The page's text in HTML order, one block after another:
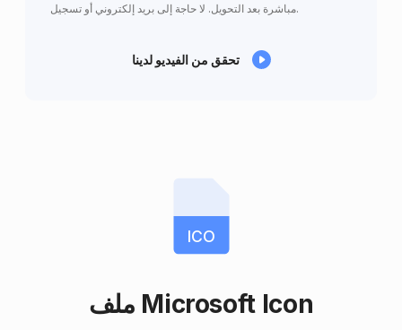
مباشرة بعد التحويل. لا حاجة إلى بريد إلكتروني أو تسجيل.
تحقق من الفيديو لدينا
ICO
ملف Microsoft Icon